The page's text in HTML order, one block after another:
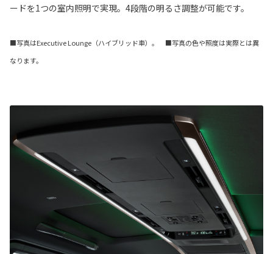
ードを1つの室内照明で実現。4段階の明るさ調整が可能です。
■写真はExecutive Lounge（ハイブリッド車）。 ■写真の色や照度は実際とは異
なります。